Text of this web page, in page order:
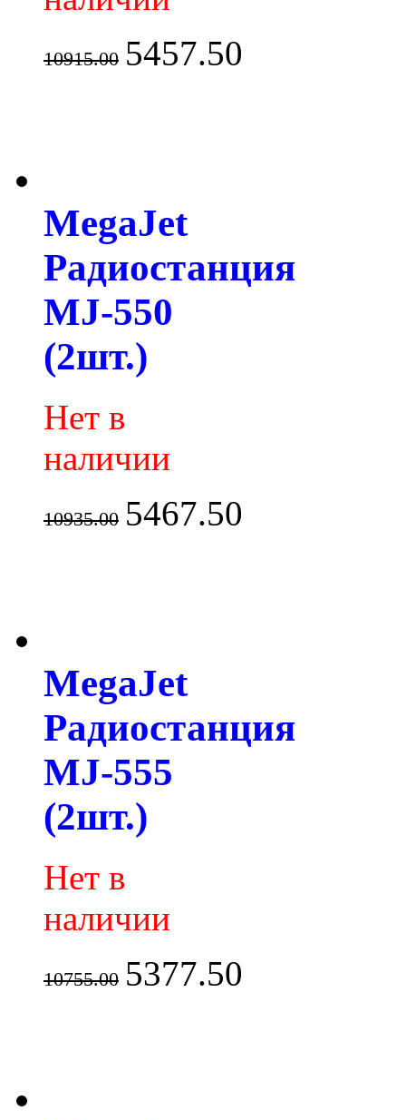
10915.00 5457.50
MegaJet
Радиостанция
MJ-550
(2шт.)
Нет в
наличии
10935.00 5467.50
MegaJet
Радиостанция
MJ-555
(2шт.)
Нет в
наличии
10755.00 5377.50